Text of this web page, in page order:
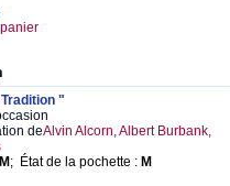
"
deAlvin Alcorn, Albert Burbank,
M ; État de la pochette : M